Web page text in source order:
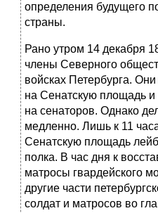
определения будущего
страны.
Рано утром 14 декабря
члены Северного
войсках Петербурга.
на Сенатскую площадь
на сена­торов. Однако
медленно. Лишь к 11
Сенатскую площадь
полка. В час дня к
матросы гвардейского
другие части
солдат и матросов во